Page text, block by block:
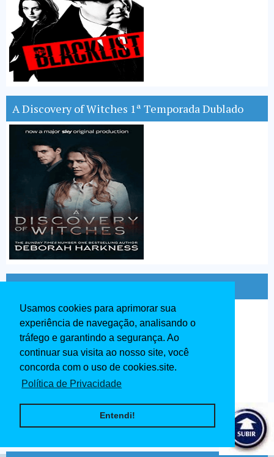
Usamos cookies para aprimorar sua
experiência de navegação, analisando o
tráfego e garantindo a segurança. Ao
continuar sua visita ao nosso site, você
concorda com o uso de cookies.site.
Política de Privacidade
Entendi!
A Discovery of Witches 1ª Temporada Dublado
Fate A Saga Winx 1ª Temporada Dublado